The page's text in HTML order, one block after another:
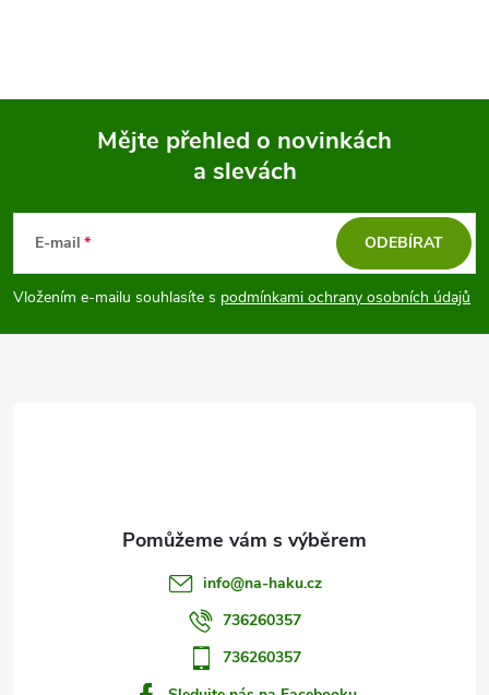
p
Mějte přehled o novinkách
a slevách
E-mail
Vložením e-mailu souhlasíte s podmínkami ochrany osobních údajů
ODEBÍRAT
info@na-haku.cz
736260357
736260357